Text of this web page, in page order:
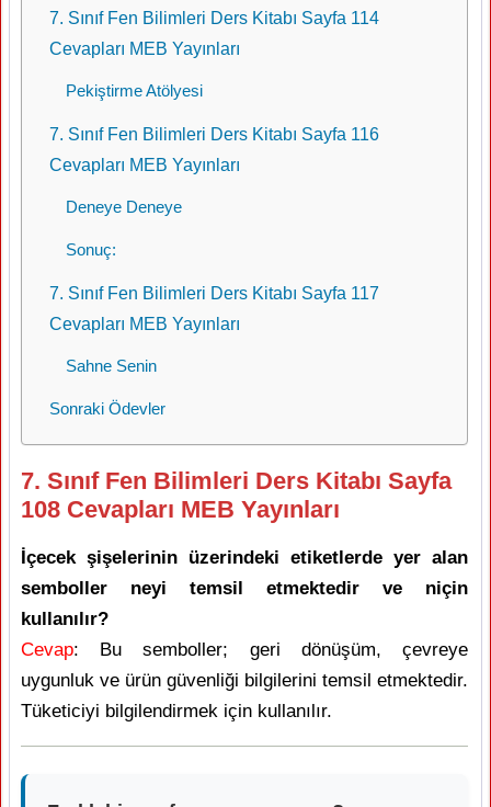
7. Sınıf Fen Bilimleri Ders Kitabı Sayfa 114
Cevapları MEB Yayınları
Pekiştirme Atölyesi
7. Sınıf Fen Bilimleri Ders Kitabı Sayfa 116
Cevapları MEB Yayınları
Deneye Deneye
Sonuç:
7. Sınıf Fen Bilimleri Ders Kitabı Sayfa 117
Cevapları MEB Yayınları
Sahne Senin
Sonraki Ödevler
7. Sınıf Fen Bilimleri Ders Kitabı Sayfa
108 Cevapları MEB Yayınları
İçecek şişelerinin üzerindeki etiketlerde yer alan
semboller neyi temsil etmektedir ve niçin
kullanılır?
Cevap: Bu semboller; geri dönüşüm, çevreye
uygunluk ve ürün güvenliği bilgilerini temsil etmektedir.
Tüketiciyi bilgilendirmek için kullanılır.